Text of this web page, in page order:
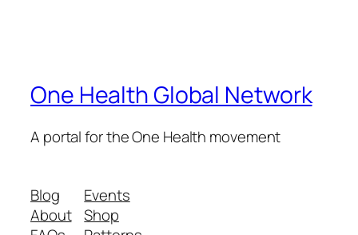
One Health Global Network
A portal for the One Health movement
Blog
About
Events
Shop